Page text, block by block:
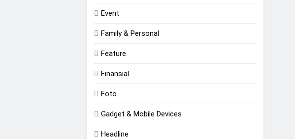
Event
Family & Personal
Feature
Finansial
Foto
Gadget & Mobile Devices
Headline